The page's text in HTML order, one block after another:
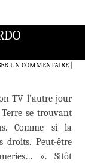
UN COMMENTAIRE|
TV l’autre jour
se trouvant
Comme si la
droits. Peut-être
». Sitôt